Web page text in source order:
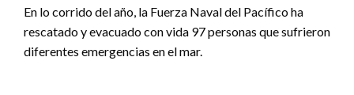
En lo corrido del año, la Fuerza Naval del Pacífico ha
rescatado y evacuado con vida 97 personas que sufrieron
diferentes emergencias en el mar.